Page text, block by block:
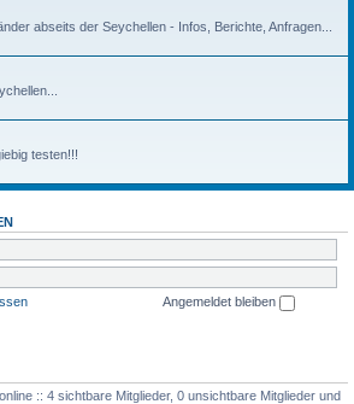
abseits der Seychellen - Infos, Berichte, Anfragen...
testen!!!
Angemeldet bleiben
:: 4 sichtbare Mitglieder, 0 unsichtbare Mitglieder und